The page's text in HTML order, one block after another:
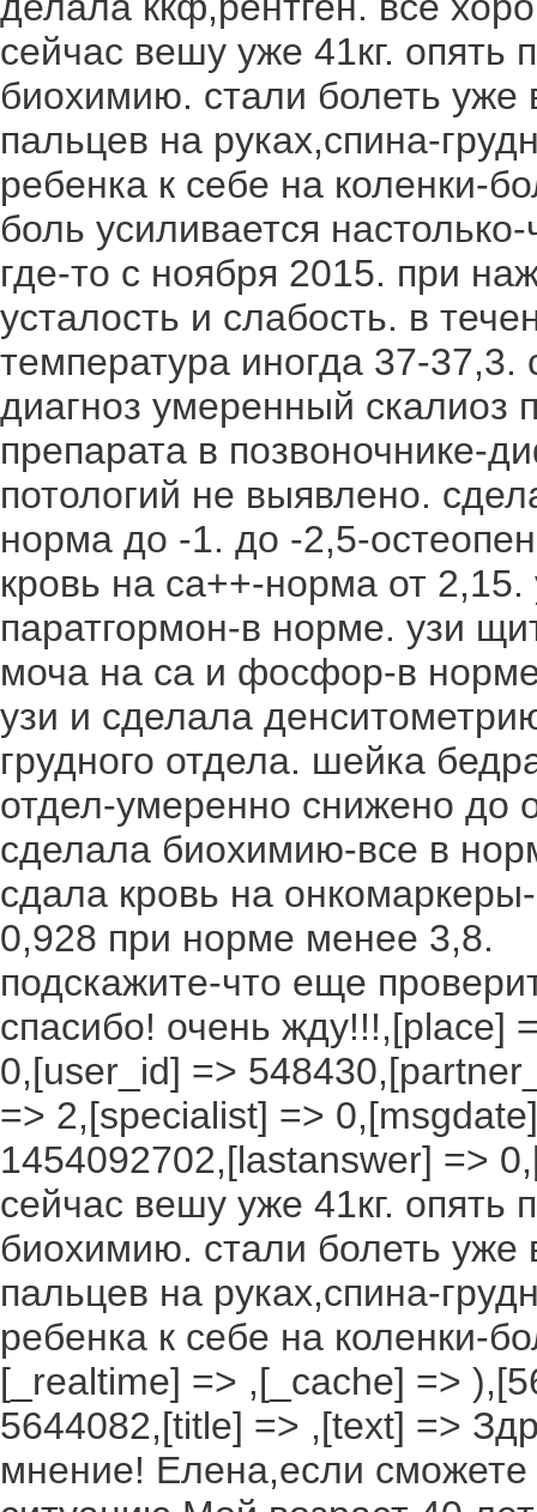
сейчас вешу уже 41кг. опять
биохимию. стали болеть уже
пальцев на руках,спина-
ребенка к себе на коленки-
боль усиливается
где-то с ноября 2015. при
усталость и слабость. в
температура иногда 37-
диагноз умеренный скалиоз
препарата в позвоночнике-
потологий не выявлено.
норма до -1. до -2,5-
кровь на са++-норма от
паратгормон-в норме. узи
моча на са и фосфор-в
узи и сделала
грудного отдела. шейка
отдел-умеренно снижено до
сделала биохимию-все в
сдала кровь на
0,928 при норме менее 3,8.
подскажите-что еще
спасибо! очень жду!!!,[place]
0,[user_id] =>
=> 2,[specialist] =>
1454092702,[lastanswer] =>
сейчас вешу уже 41кг. опять
биохимию. стали болеть уже
пальцев на руках,спина-
ребенка к себе на коленки-
[_realtime] => ,[_cache] =>
5644082,[title] => ,[text] =>
мнение! Елена,если